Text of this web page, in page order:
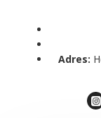
Adres: